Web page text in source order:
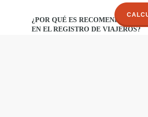
¿POR QUÉ ES RECOMENDABLE
EN EL REGISTRO DE VIAJEROS?